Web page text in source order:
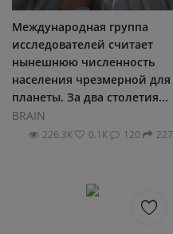
Регистрация
Международная группа
исследователей считает
нынешнюю численность
населения чрезмерной для
планеты. За два столетия...
BRAIN
226.3К 0.1К 120 227